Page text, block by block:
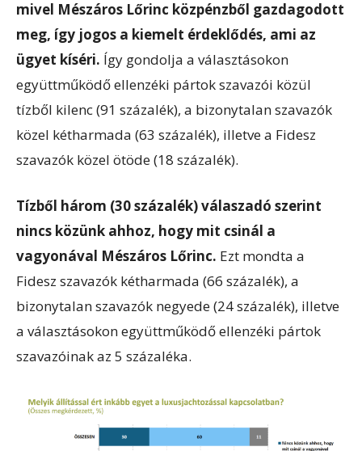
mivel Mészáros Lőrinc közpénzből gazdagodott
meg, így jogos a kiemelt érdeklődés, ami az
ügyet kíséri. Így gondolja a választásokon
együttműködő ellenzéki pártok szavazói közül
tízből kilenc (91 százalék), a bizonytalan szavazók
közel kétharmada (63 százalék), illetve a Fidesz
szavazók közel ötöde (18 százalék).
Tízből három (30 százalék) válaszadó szerint
nincs közünk ahhoz, hogy mit csinál a
vagyonával Mészáros Lőrinc. Ezt mondta a
Fidesz szavazók kétharmada (66 százalék), a
bizonytalan szavazók negyede (24 százalék), illetve
a választásokon együttműködő ellenzéki pártok
szavazóinak az 5 százaléka.